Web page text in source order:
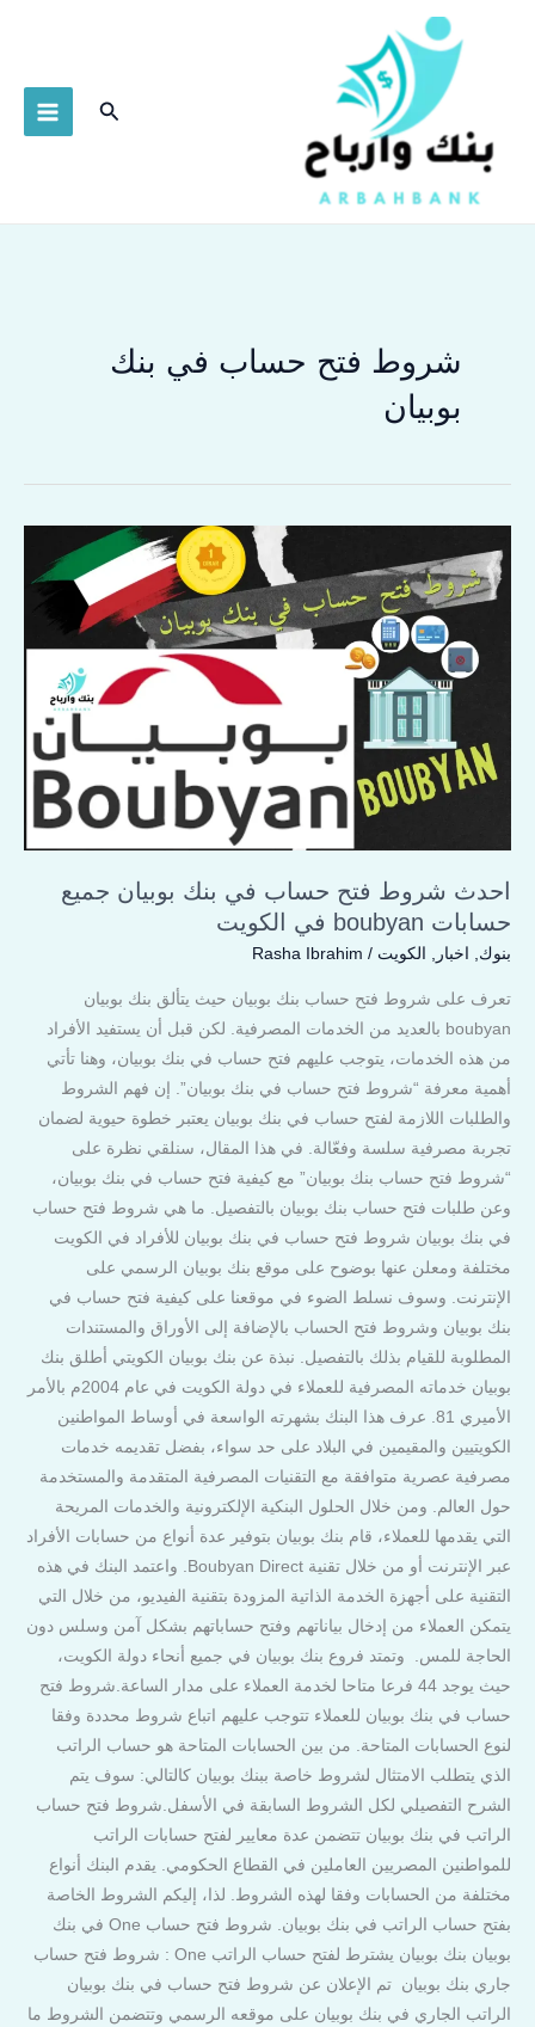
البحث
شروط فتح حساب في بنك
بوبيان
احدث شروط فتح حساب في بنك بوبيان جميع
حسابات boubyan في الكويت
بنوك اخبار الكويت /
Rasha Ibrahim
تعرف على شروط فتح حساب بنك بوبيان حيث يتألق بنك بوبيان
boubyan بالعديد من الخدمات المصرفية. لكن قبل أن يستفيد الأفراد
من هذه الخدمات، يتوجب عليهم فتح حساب في بنك بوبيان، وهنا تأتي
أهمية معرفة “شروط فتح حساب في بنك بوبيان”. إن فهم الشروط
والطلبات اللازمة لفتح حساب في بنك بوبيان يعتبر خطوة حيوية لضمان
تجربة مصرفية سلسة وفعّالة. في هذا المقال، سنلقي نظرة على
“شروط فتح حساب بنك بوبيان” مع كيفية فتح حساب في بنك بوبيان،
وعن طلبات فتح حساب بنك بوبيان بالتفصيل. ما هي شروط فتح حساب
في بنك بوبيان شروط فتح حساب في بنك بوبيان للأفراد في الكويت
مختلفة ومعلن عنها بوضوح على موقع بنك بوبيان الرسمي على
الإنترنت. وسوف نسلط الضوء في موقعنا على كيفية فتح حساب في
بنك بوبيان وشروط فتح الحساب بالإضافة إلى الأوراق والمستندات
المطلوبة للقيام بذلك بالتفصيل. نبذة عن بنك بوبيان الكويتي أطلق بنك
بوبيان خدماته المصرفية للعملاء في دولة الكويت في عام 2004م بالأمر
الأميري 81. عرف هذا البنك بشهرته الواسعة في أوساط المواطنين
الكويتيين والمقيمين في البلاد على حد سواء، بفضل تقديمه خدمات
مصرفية عصرية متوافقة مع التقنيات المصرفية المتقدمة والمستخدمة
حول العالم. ومن خلال الحلول البنكية الإلكترونية والخدمات المريحة
التي يقدمها للعملاء، قام بنك بوبيان بتوفير عدة أنواع من حسابات الأفراد
عبر الإنترنت أو من خلال تقنية Boubyan Direct. واعتمد البنك في هذه
التقنية على أجهزة الخدمة الذاتية المزودة بتقنية الفيديو، من خلال التي
يتمكن العملاء من إدخال بياناتهم وفتح حساباتهم بشكل آمن وسلس دون
الحاجة للمس. وتمتد فروع بنك بوبيان في جميع أنحاء دولة الكويت،
حيث يوجد 44 فرعا متاحا لخدمة العملاء على مدار الساعة.شروط فتح
حساب في بنك بوبيان للعملاء تتوجب عليهم اتباع شروط محددة وفقا
لنوع الحسابات المتاحة. من بين الحسابات المتاحة هو حساب الراتب
الذي يتطلب الامتثال لشروط خاصة ببنك بوبيان كالتالي: سوف يتم
الشرح التفصيلي لكل الشروط السابقة في الأسفل.شروط فتح حساب
الراتب في بنك بوبيان تتضمن عدة معايير لفتح حسابات الراتب
للمواطنين المصريين العاملين في القطاع الحكومي. يقدم البنك أنواع
مختلفة من الحسابات وفقا لهذه الشروط. لذا، إليكم الشروط الخاصة
بفتح حساب الراتب في بنك بوبيان. شروط فتح حساب One في بنك
بوبيان بنك بوبيان يشترط لفتح حساب الراتب One : شروط فتح حساب
جاري بنك بوبيان تم الإعلان عن شروط فتح حساب في بنك بوبيان
الراتب الجاري في بنك بوبيان على موقعه الرسمي وتتضمن الشروط ما
شروط
فتح
جميع
حسابات